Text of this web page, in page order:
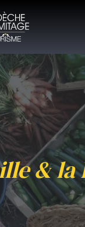
& la